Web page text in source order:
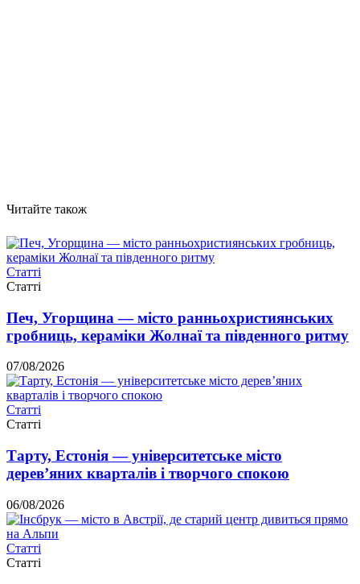
Читайте також
Статті
Статті
Печ, Угорщина — місто ранньохристиянських
гробниць, кераміки Жолнаї та південного ритму
07/08/2026
Статті
Статті
Тарту, Естонія — університетське місто
дерев’яних кварталів і творчого спокою
06/08/2026
Статті
Статті